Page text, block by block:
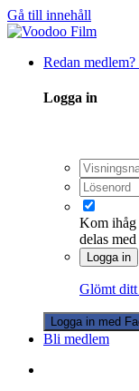
Gå till innehåll
Redan
Logga in
Kom ihåg
delas med
Logga in
Glömt ditt
Logga in med
Bli medlem